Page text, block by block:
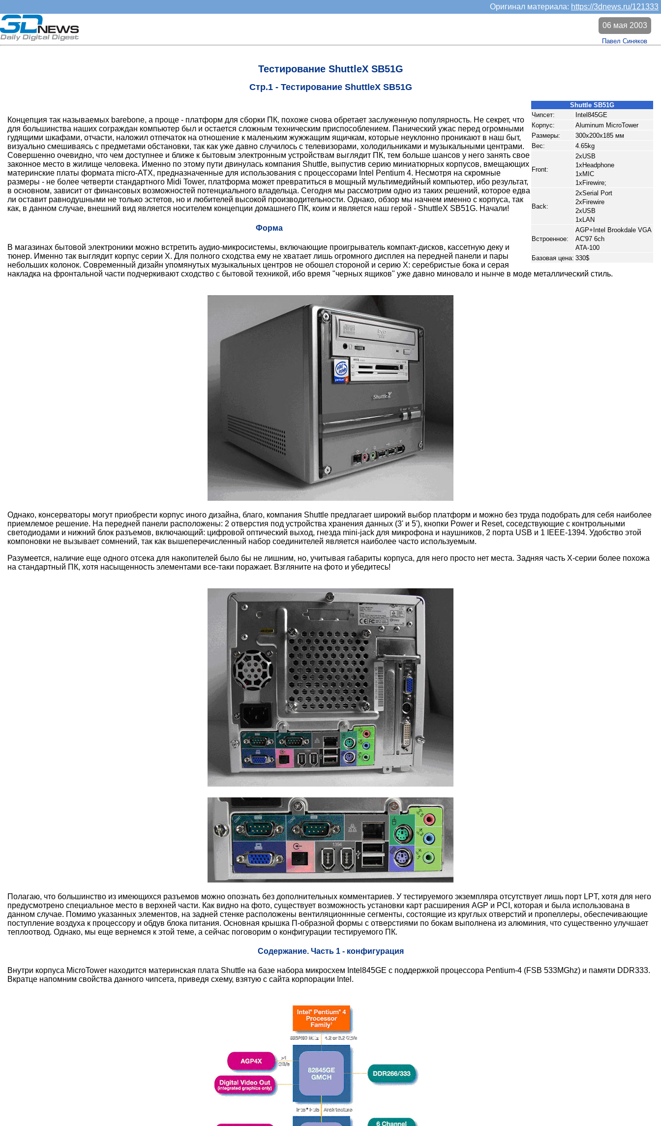
Оригинал материала: https://3dnews.ru/121333
Тестирование ShuttleX SB51G
06 мая 2003
Павел Синяков
Стр.1 - Тестирование ShuttleX SB51G
Shuttle SB51G
Чипсет:
Intel845GE
Корпус:
Aluminum MicroTower
Размеры:
300x200x185 мм
Вес:
4.65kg
Front:
2xUSB
1xHeadphone
1xMIC
1xFirewire;
Back:
2xSerial Port
2xFirewire
2xUSB
1xLAN
Встроенное:
AGP+Intel Brookdale VGA
AC'97 6ch
ATA-100
Базовая цена: 330$
Концепция так называемых barebone, а проще - платформ для сборки ПК, похоже снова обретает заслуженную популярность. Не секрет, что
для большинства наших сограждан компьютер был и остается сложным техническим приспособлением. Панический ужас перед огромными
гудящими шкафами, отчасти, наложил отпечаток на отношение к маленьким жужжащим ящичкам, которые неуклонно проникают в наш быт,
визуально смешиваясь с предметами обстановки, так как уже давно случилось с телевизорами, холодильниками и музыкальными центрами.
Совершенно очевидно, что чем доступнее и ближе к бытовым электронным устройствам выглядит ПК, тем больше шансов у него занять свое
законное место в жилище человека. Именно по этому пути двинулась компания Shuttle, выпустив серию миниатюрных корпусов, вмещающих
материнские платы формата micro-ATX, предназначенные для использования с процессорами Intel Pentium 4. Несмотря на скромные
размеры - не более четверти стандартного Midi Tower, платформа может превратиться в мощный мультимедийный компьютер, ибо результат,
в основном, зависит от финансовых возможностей потенциального владельца. Сегодня мы рассмотрим одно из таких решений, которое едва
ли оставит равнодушными не только эстетов, но и любителей высокой производительности. Однако, обзор мы начнем именно с корпуса, так
как, в данном случае, внешний вид является носителем концепции домашнего ПК, коим и является наш герой - ShuttleX SB51G. Начали!
Форма
В магазинах бытовой электроники можно встретить аудио-микросистемы, включающие проигрыватель компакт-дисков, кассетную деку и
тюнер. Именно так выглядит корпус серии Х. Для полного сходства ему не хватает лишь огромного дисплея на передней панели и пары
небольших колонок. Современный дизайн упомянутых музыкальных центров не обошел стороной и серию Х: серебристые бока и серая
накладка на фронтальной части подчеркивают сходство с бытовой техникой, ибо время "черных ящиков" уже давно миновало и нынче в моде металлический стиль.
Однако, консерваторы могут приобрести корпус иного дизайна, благо, компания Shuttle предлагает широкий выбор платформ и можно без труда подобрать для себя наиболее
приемлемое решение. На передней панели расположены: 2 отверстия под устройства хранения данных (3' и 5'), кнопки Power и Reset, соседствующие с контрольными
светодиодами и нижний блок разъемов, включающий: цифровой оптический выход, гнезда mini-jack для микрофона и наушников, 2 порта USB и 1 IEEE-1394. Удобство этой
компоновки не вызывает сомнений, так как вышеперечисленный набор соединителей является наиболее часто используемым.
Разумеется, наличие еще одного отсека для накопителей было бы не лишним, но, учитывая габариты корпуса, для него просто нет места. Задняя часть Х-серии более похожа
на стандартный ПК, хотя насыщенность элементами все-таки поражает. Взгляните на фото и убедитесь!
Полагаю, что большинство из имеющихся разъемов можно опознать без дополнительных комментариев. У тестируемого экземпляра отсутствует лишь порт LPT, хотя для него
предусмотрено специальное место в верхней части. Как видно на фото, существует возможность установки карт расширения AGP и PCI, которая и была использована в
данном случае. Помимо указанных элементов, на задней стенке расположены вентиляционнные сегменты, состоящие из круглых отверстий и пропеллеры, обеспечивающие
поступление воздуха к процессору и обдув блока питания. Основная крышка П-образной формы с отверстиями по бокам выполнена из алюминия, что существенно улучшает
теплоотвод. Однако, мы еще вернемся к этой теме, а сейчас поговорим о конфигурации тестируемого ПК.
Содержание. Часть 1 - конфигурация
Внутри корпуса MicroTower находится материнская плата Shuttle на базе набора микросхем Intel845GE с поддержкой процессора Pentium-4 (FSB 533MGhz) и памяти DDR333.
Вкратце напомним свойства данного чипсета, приведя схему, взятую с сайта корпорации Intel.